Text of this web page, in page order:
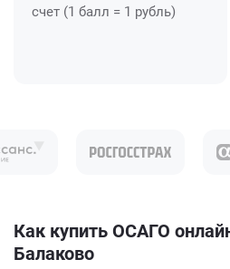
счет (1 балл = 1 рубль)
Как купить ОСАГО
Балаково